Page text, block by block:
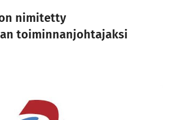
nimitetty
toiminnanjohtajaksi